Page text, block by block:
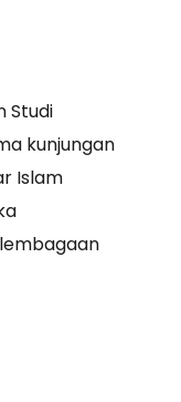
Studi
kunjungan
Islam